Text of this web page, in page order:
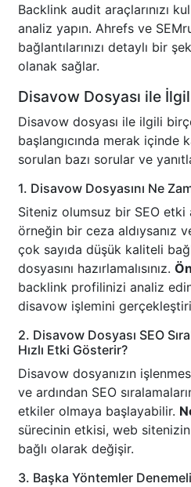
Backlink audit araçlarınızı
analiz yapın. Ahrefs ve
bağlantılarınızı detaylı bir
olanak sağlar.
Disavow Dosyası ile
Disavow dosyası ile ilgili
başlangıcında merak içinde
sorulan bazı sorular ve
1. Disavow Dosyasını Ne
Siteniz olumsuz bir SEO etki
örneğin bir ceza aldıysanız
çok sayıda düşük kaliteli
dosyasını hazırlamalısınız.
backlink profilinizi analiz
disavow işlemini
2. Disavow Dosyası SEO
Hızlı Etki Gösterir?
Disavow dosyanızın
ve ardından SEO
etkiler olmaya başlayabilir.
sürecinin etkisi, web
bağlı olarak değişir.
3. Başka Yöntemler